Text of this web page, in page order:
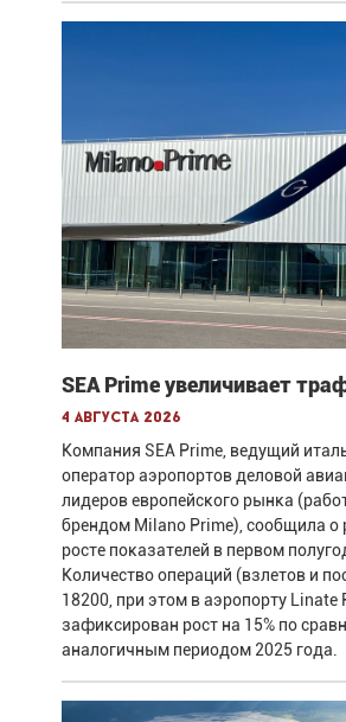
SEA Prime увеличивает
4 августа 2026
Компания SEA Prime, ведущий
оператор аэропортов деловой
лидеров европейского рынка
брендом Milano Prime), сообщила о
росте показателей в первом
Количество операций (взлетов и
18200, при этом в аэропорту Linate
зафиксирован рост на 15% по
аналогичным периодом 2025 года.